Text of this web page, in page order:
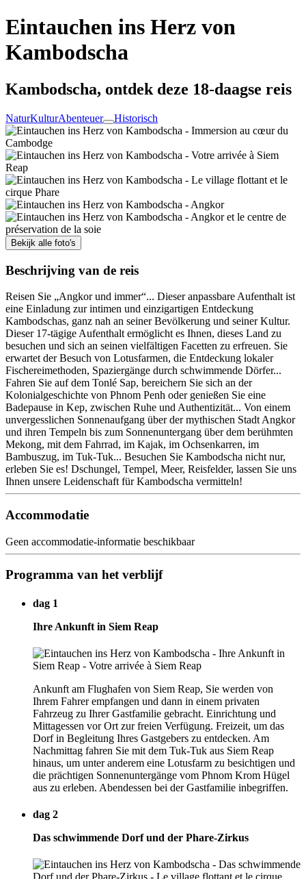
Eintauchen ins Herz von
Kambodscha
Kambodscha, ontdek deze 18-daagse reis
NaturKulturAbenteuer Historisch
Bekijk alle foto's
Beschrijving van de reis
Reisen Sie „Angkor und immer“... Dieser anpassbare Aufenthalt ist
eine Einladung zur intimen und einzigartigen Entdeckung
Kambodschas, ganz nah an seiner Bevölkerung und seiner Kultur.
Dieser 17-tägige Aufenthalt ermöglicht es Ihnen, dieses Land zu
besuchen und sich an seinen vielfältigen Facetten zu erfreuen. Sie
erwartet der Besuch von Lotusfarmen, die Entdeckung lokaler
Fischereimethoden, Spaziergänge durch schwimmende Dörfer...
Fahren Sie auf dem Tonlé Sap, bereichern Sie sich an der
Kolonialgeschichte von Phnom Penh oder genießen Sie eine
Badepause in Kep, zwischen Ruhe und Authentizität... Von einem
unvergesslichen Sonnenaufgang über der mythischen Stadt Angkor
und ihren Tempeln bis zum Sonnenuntergang über dem berühmten
Mekong, mit dem Fahrrad, im Kajak, im Ochsenkarren, im
Bambuszug, im Tuk-Tuk... Besuchen Sie Kambodscha nicht nur,
erleben Sie es! Dschungel, Tempel, Meer, Reisfelder, lassen Sie uns
Ihnen unsere Leidenschaft für Kambodscha vermitteln!
Accommodatie
Geen accommodatie-informatie beschikbaar
Programma van het verblijf
dag 1
Ihre Ankunft in Siem Reap
Ankunft am Flughafen von Siem Reap, Sie werden von
Ihrem Fahrer empfangen und dann in einem privaten
Fahrzeug zu Ihrer Gastfamilie gebracht. Einrichtung und
Mittagessen vor Ort zur freien Verfügung. Freizeit, um das
Dorf in Begleitung Ihres Gastgebers zu entdecken. Am
Nachmittag fahren Sie mit dem Tuk-Tuk aus Siem Reap
hinaus, um unter anderem eine Lotusfarm zu besichtigen und
die prächtigen Sonnenuntergänge vom Phnom Krom Hügel
aus zu erleben. Abendessen bei der Gastfamilie inbegriffen.
dag 2
Das schwimmende Dorf und der Phare-Zirkus